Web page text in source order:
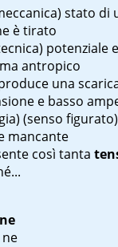
stato di
è tirato
potenziale
antropico
una
e basso
(senso figurato)
mancante
così tanta